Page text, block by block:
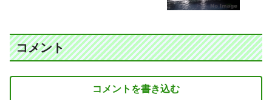
コメント
コメントを書き込む